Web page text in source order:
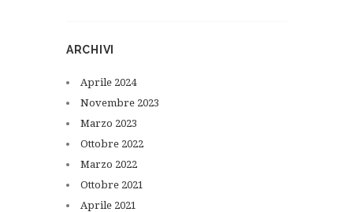
ARCHIVI
Aprile 2024
Novembre 2023
Marzo 2023
Ottobre 2022
Marzo 2022
Ottobre 2021
Aprile 2021